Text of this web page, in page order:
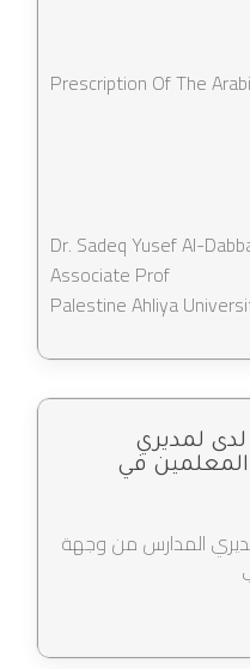
Prescription Of The
Dr. Sadeq Yusef Al-
Associate Prof
Palestine Ahliya
لدى لمديري
في
المدارس من وجهة